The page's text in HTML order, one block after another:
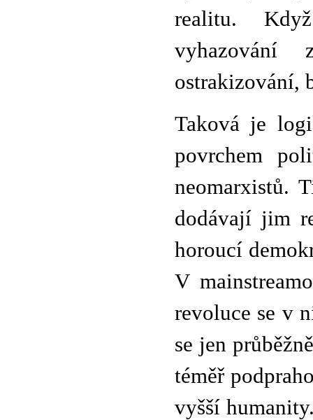
realitu.
vyhazování
ostrakizování,
Taková je
povrchem
neomarxistů.
dodávají jim
horoucí
V
revoluce se v
se jen
téměř
vyšší